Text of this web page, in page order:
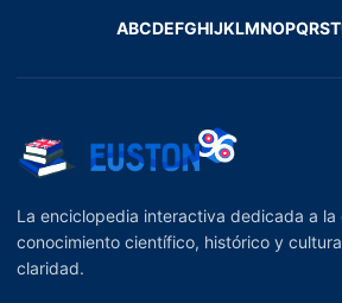
ABCDEFGHIJKLMNOPQRST
La enciclopedia interactiva dedicada a
conocimiento científico, histórico y
claridad.